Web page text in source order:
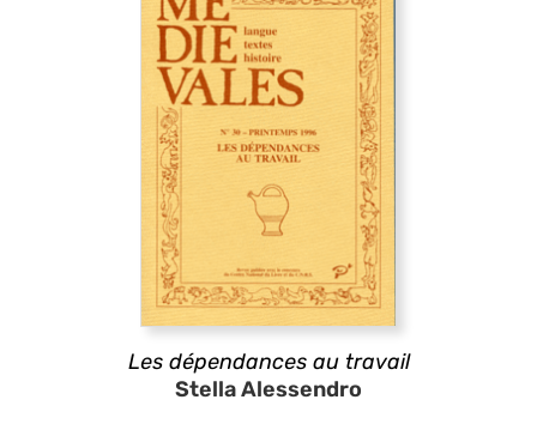
Les dépendances au travail
Stella Alessendro